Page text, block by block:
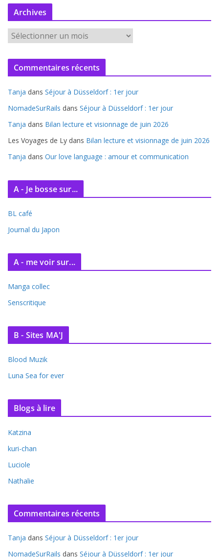
Archives
r
c
v
e
Commentaires récents
Tanja dans Séjour à Düsseldorf : 1er jour
NomadeSurRails dans Séjour à Düsseldorf : 1er jour
Tanja dans Bilan lecture et visionnage de juin 2026
Les Voyages de Ly dans Bilan lecture et visionnage de juin 2026
Tanja dans Our love language : amour et communication
A - Je bosse sur...
BL café
Journal du Japon
A - me voir sur...
Manga collec
Senscritique
B - Sites MA'J
Blood Muzik
Luna Sea for ever
Blogs à lire
Katzina
kuri-chan
Luciole
Nathalie
Commentaires récents
Tanja dans Séjour à Düsseldorf : 1er jour
NomadeSurRails dans Séjour à Düsseldorf : 1er jour